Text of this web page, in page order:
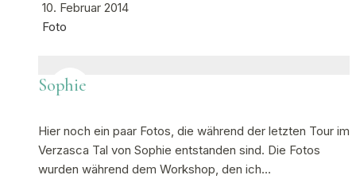
10. Februar 2014
Foto
Sophie
Hier noch ein paar Fotos, die während der letzten Tour im
Verzasca Tal von Sophie entstanden sind. Die Fotos
wurden während dem Workshop, den ich…